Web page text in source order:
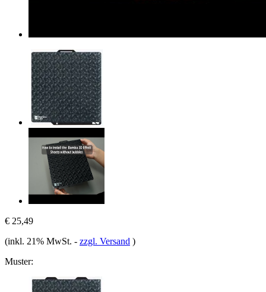
€ 25,49
(inkl. 21% MwSt. - zzgl. Versand )
Muster: